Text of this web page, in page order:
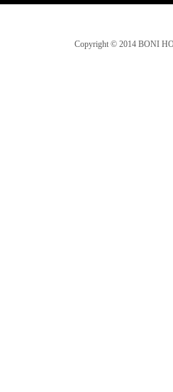
Copyright © 2014 BONI